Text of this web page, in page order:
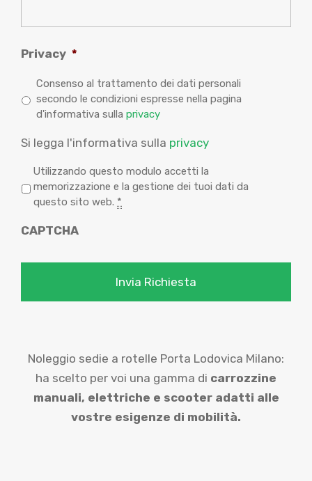
Privacy *
Consenso al trattamento dei dati personali
secondo le condizioni espresse nella pagina
d'informativa sulla privacy
Si legga l'informativa sulla privacy
r
a
y
Utilizzando questo modulo accetti la
memorizzazione e la gestione dei tuoi dati da
questo sito web. *
CAPTCHA
Noleggio sedie a rotelle Porta Lodovica Milano:
ha scelto per voi una gamma di carrozzine
manuali, elettriche e scooter adatti alle
vostre esigenze di mobilità.